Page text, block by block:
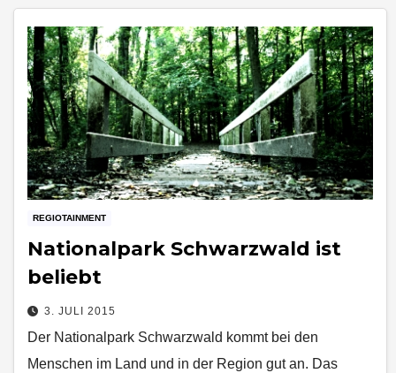
REGIOTAINMENT
Nationalpark Schwarzwald ist
beliebt
3. JULI 2015
Der Nationalpark Schwarzwald kommt bei den
Menschen im Land und in der Region gut an. Das